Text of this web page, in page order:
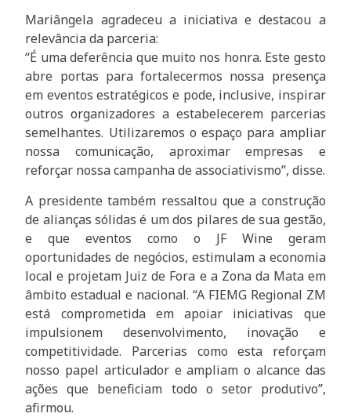
Mariângela agradeceu a iniciativa e destacou a
relevância da parceria:
“É uma deferência que muito nos honra. Este gesto
abre portas para fortalecermos nossa presença
em eventos estratégicos e pode, inclusive, inspirar
outros organizadores a estabelecerem parcerias
semelhantes. Utilizaremos o espaço para ampliar
nossa comunicação, aproximar empresas e
reforçar nossa campanha de associativismo”, disse.
A presidente também ressaltou que a construção
de alianças sólidas é um dos pilares de sua gestão,
e que eventos como o JF Wine geram
oportunidades de negócios, estimulam a economia
local e projetam Juiz de Fora e a Zona da Mata em
âmbito estadual e nacional. “A FIEMG Regional ZM
está comprometida em apoiar iniciativas que
impulsionem desenvolvimento, inovação e
competitividade. Parcerias como esta reforçam
nosso papel articulador e ampliam o alcance das
ações que beneficiam todo o setor produtivo”,
afirmou.